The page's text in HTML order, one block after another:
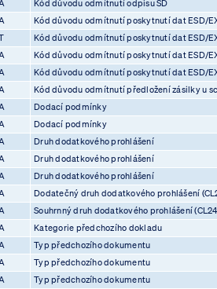
Kód důvodu odmítnutí odpisu SD
Kód důvodu odmítnutí poskytnutí dat ESD/
Kód důvodu odmítnutí poskytnutí dat ESD/
Kód důvodu odmítnutí poskytnutí dat ESD/
Kód důvodu odmítnutí poskytnutí dat ESD/
Kód důvodu odmítnutí předložení zásilky u
Dodací podmínky
Dodací podmínky
Druh dodatkového prohlášení
Druh dodatkového prohlášení
Druh dodatkového prohlášení
Dodatečný druh dodatkového prohlášení
Souhrnný druh dodatkového prohlášení
Kategorie předchozího dokladu
Typ předchozího dokumentu
Typ předchozího dokumentu
Typ předchozího dokumentu